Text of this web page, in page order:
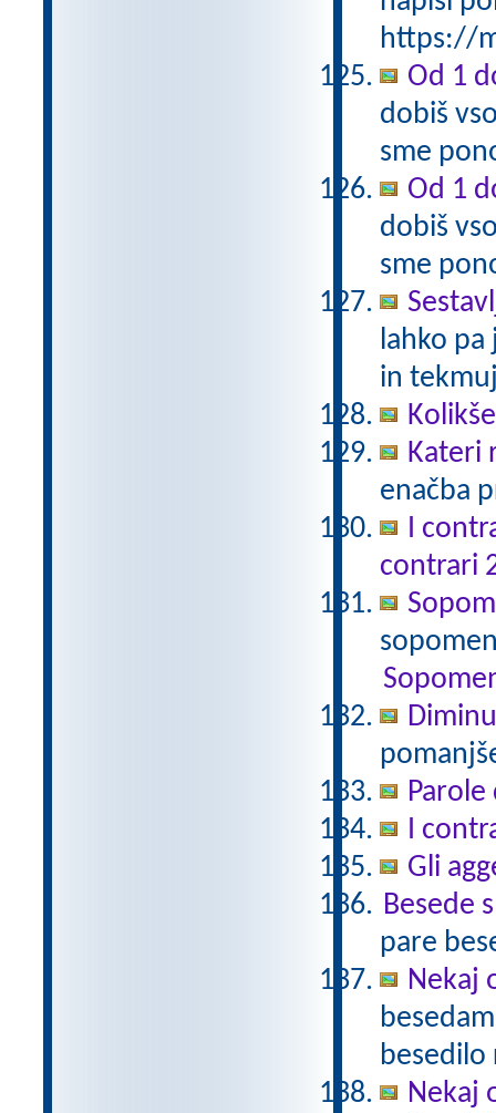
https://
Od 1
dobiš
sme
Od 1
dobiš
sme
lahko
in
Kateri
enačba
I
contrari
Parole
I
Gli
Besede
pare
Nekaj
besedilo
Nekaj